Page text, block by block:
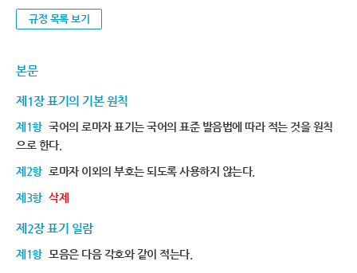
규정 목록 보기
본문
제1장 표기의 기본 원칙
제1항 국어의 로마자 표기는 국어의 표준 발음법에 따라 적는 것을 원칙
으로 한다.
제2항 로마자 이외의 부호는 되도록 사용하지 않는다.
제3항 삭제
제2장 표기 일람
제1항 모음은 다음 각호와 같이 적는다.